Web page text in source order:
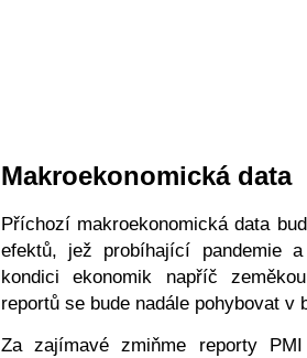
Makroekonomická data
Příchozí makroekonomická data
efektů, jež probíhající pandemie
kondici ekonomik napříč
reportů se bude nadále pohybovat
Za zajímavé zmiňme reporty